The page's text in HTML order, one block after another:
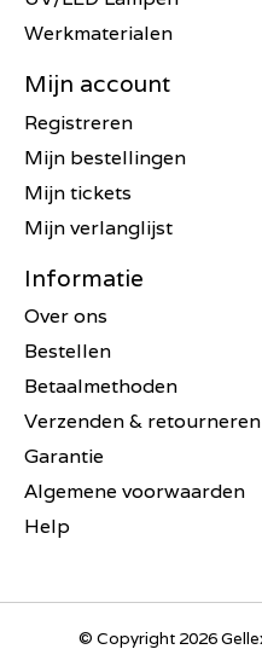
Werkmaterialen
Mijn account
Registreren
Mijn bestellingen
Mijn tickets
Mijn verlanglijst
Informatie
Over ons
Bestellen
Betaalmethoden
Verzenden & retourneren
Garantie
Algemene voorwaarden
Help
© Copyright 2026